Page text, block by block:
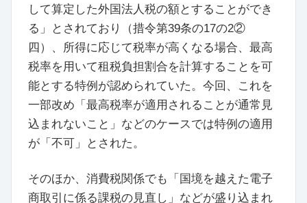
して算定した外国法人税の額とすることができ
る」とされており（措令第39条の17の2②
四）、所得に応じて税率が高くなる場合、最高
税率を用いて租税負担割合を計算することを可
能とする特例が認められていた。今回、これを
一部改め「最高税率が適用されることが通常見
込まれないこと」などのケースでは特例の適用
が「不可」とされた。
そのほか、消費税関係でも「国境を越えた電子
商取引に係る課税の見直し」などが盛り込まれ